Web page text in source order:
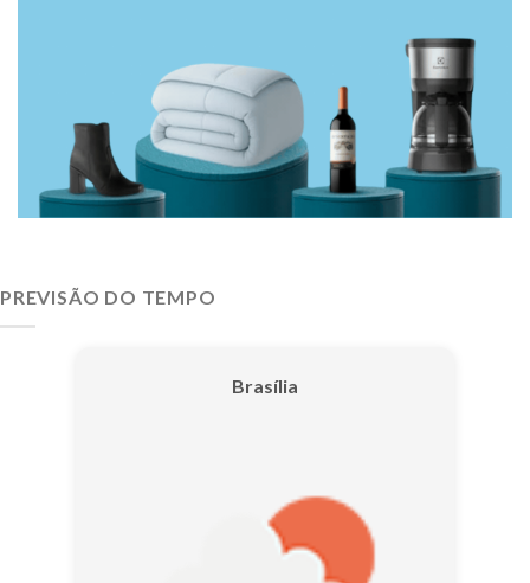
PREVISÃO DO TEMPO
Brasília